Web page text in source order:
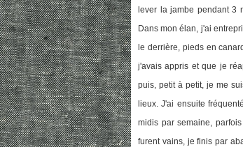
lever la jambe pendant 3
Dans mon élan, j'ai
le derrière, pieds en
j'avais appris et que je
puis, petit à petit, je me
lieux. J'ai ensuite
midis par semaine,
furent vains, je finis par